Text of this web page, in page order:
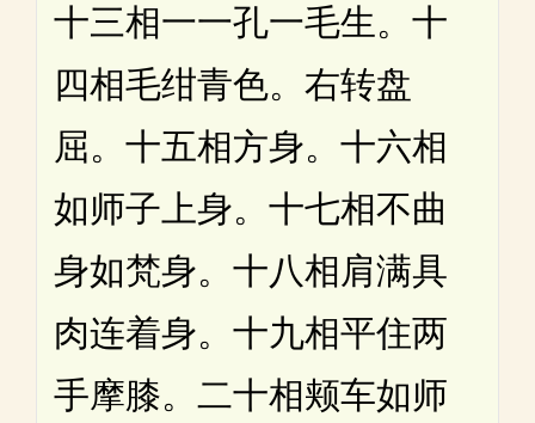
十三相一一孔一毛生。十
四相毛绀青色。右转盘
屈。十五相方身。十六相
如师子上身。十七相不曲
身如梵身。十八相肩满具
肉连着身。十九相平住两
手摩膝。二十相颊车如师